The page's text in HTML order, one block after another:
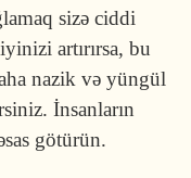
sizə ciddi
artırırsa, bu
nazik və yüngül
İnsanların
götürün.